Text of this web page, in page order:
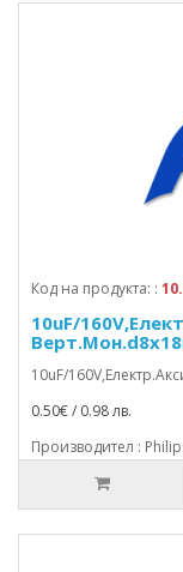
Код на продукта: :
10uF/
10uF/
0.50€ / 0.98 лв.
Производител :